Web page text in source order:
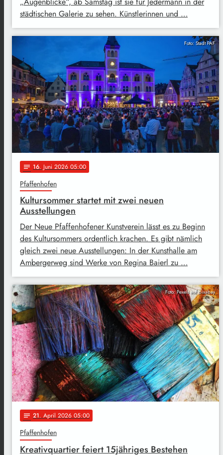
städtischen Galerie zu sehen. Künstlerinnen und …
Foto: Stadt PAF
notes 16. Juni 2026 05:00
Pfaffenhofen
Kultursommer startet mit zwei neuen
Ausstellungen
Der Neue Pfaffenhofener Kunstverein lässt es zu Beginn
des Kultursommers ordentlich krachen. Es gibt nämlich
gleich zwei neue Ausstellungen: In der Kunsthalle am
Ambergerweg sind Werke von Regina Baierl zu …
Foto: Pexels auf pixabay
notes 21. April 2026 05:00
Pfaffenhofen
Kreativquartier feiert 15jähriges Bestehen